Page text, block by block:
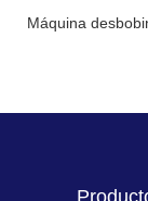
Máquina